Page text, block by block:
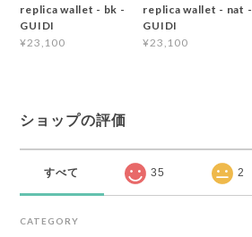
replica wallet - bk -
GUIDI
¥23,100
replica wallet - nat -
GUIDI
¥23,100
ショップの評価
すべて 35 2
CATEGORY